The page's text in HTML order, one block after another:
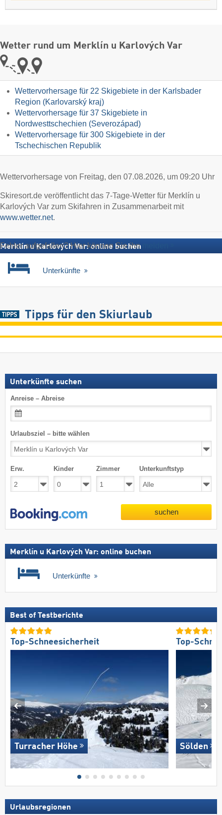
Wetter rund um Merklín u Karlových Var
Wettervorhersage für 22 Skigebiete in der Karlsbader
Region (Karlovarský kraj)
Wettervorhersage für 37 Skigebiete in
Nordwesttschechien (Severozápad)
Wettervorhersage für 300 Skigebiete in der
Tschechischen Republik
Wettervorhersage von Freitag, den 07.08.2026, um 09:20 Uhr
Skiresort.de veröffentlicht das 7-Tage-Wetter für Merklín u
Karlových Var zum Skifahren in Zusammenarbeit mit
www.wetter.net.
Fehler aufgefallen? Hier können Sie ihn
Merklín u Karlových Var: online buchen
Unterkünfte
Tipps für den Skiurlaub
Unterkünfte suchen
Anreise – Abreise
Urlaubsziel – bitte wählen
Erw. Kinder Zimmer Unterkunftstyp
suchen
Merklín u Karlových Var: online buchen
Unterkünfte
Best of Testberichte
Top-Schneesicherheit
Turracher Höhe
Top-
Sölden
Urlaubsregionen